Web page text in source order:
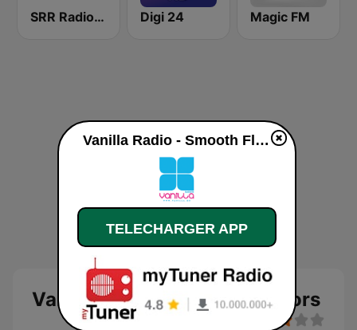
SRR Radio România Actualităţi Digi 24 Magic FM
Vanilla Radio - Smooth Flavors
Vanilla Radio - Smooth Flavors en ligne
TELECHARGER APP